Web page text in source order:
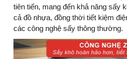
tiên tiến, mang đến khả năng sấy
cả đồ nhựa, đồng thời tiết kiệm
các công nghệ sấy thông thường.